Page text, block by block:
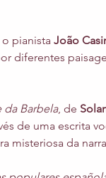
pianista João
diferentes
da Barbela, de
de uma escrita
misteriosa da